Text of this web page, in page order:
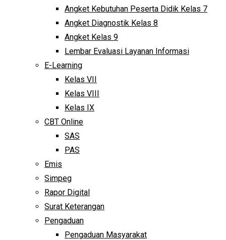
Angket Kebutuhan Peserta Didik Kelas 7
Angket Diagnostik Kelas 8
Angket Kelas 9
Lembar Evaluasi Layanan Informasi
E-Learning
Kelas VII
Kelas VIII
Kelas IX
CBT Online
SAS
PAS
Emis
Simpeg
Rapor Digital
Surat Keterangan
Pengaduan
Pengaduan Masyarakat